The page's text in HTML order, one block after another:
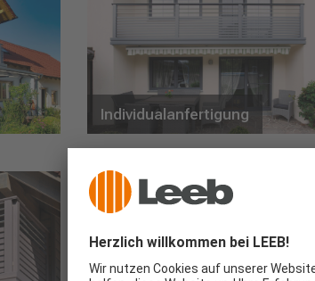
Individualanfertigung